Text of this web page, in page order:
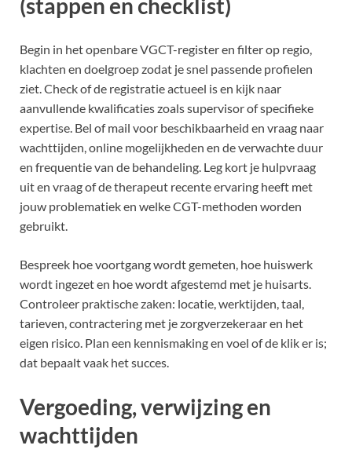
(stappen en checklist)
Begin in het openbare VGCT-register en filter op regio,
klachten en doelgroep zodat je snel passende profielen
ziet. Check of de registratie actueel is en kijk naar
aanvullende kwalificaties zoals supervisor of specifieke
expertise. Bel of mail voor beschikbaarheid en vraag naar
wachttijden, online mogelijkheden en de verwachte duur
en frequentie van de behandeling. Leg kort je hulpvraag
uit en vraag of de therapeut recente ervaring heeft met
jouw problematiek en welke CGT-methoden worden
gebruikt.
Bespreek hoe voortgang wordt gemeten, hoe huiswerk
wordt ingezet en hoe wordt afgestemd met je huisarts.
Controleer praktische zaken: locatie, werktijden, taal,
tarieven, contractering met je zorgverzekeraar en het
eigen risico. Plan een kennismaking en voel of de klik er is;
dat bepaalt vaak het succes.
Vergoeding, verwijzing en
wachttijden